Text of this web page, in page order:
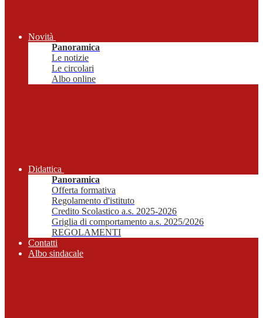
Novità
Panoramica
Le notizie
Le circolari
Albo online
Didattica
Panoramica
Offerta formativa
Regolamento d'istituto
Credito Scolastico a.s. 2025-2026
Griglia di comportamento a.s. 2025/2026
REGOLAMENTI
Contatti
Albo sindacale